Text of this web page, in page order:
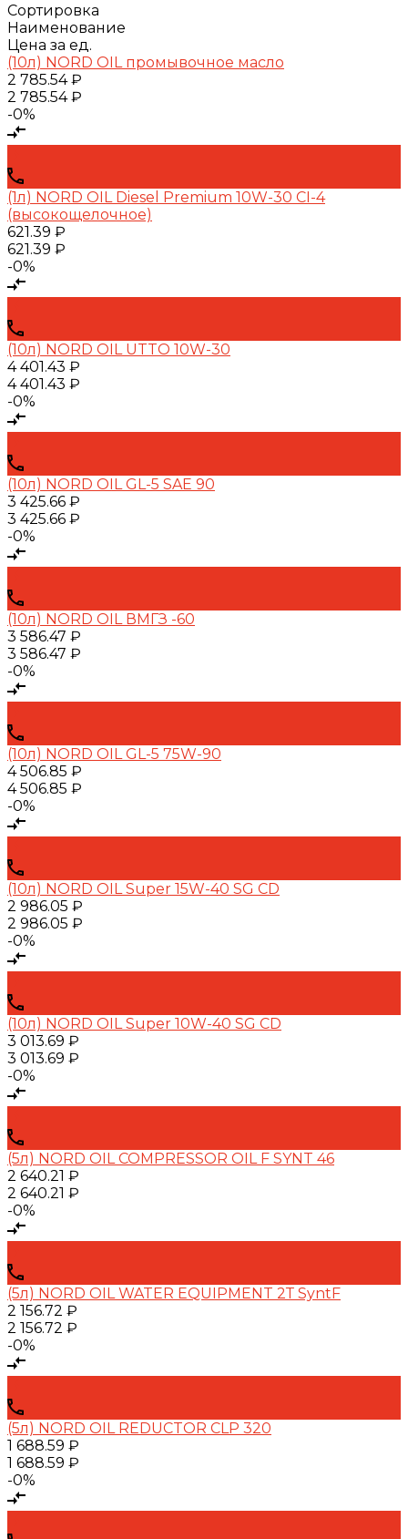
Сортировка
Наименование
Цена за ед.
(10л) NORD OIL промывочное масло
2 785.54 ₽
2 785.54 ₽
-0%
(1л) NORD OIL Diesel Premium 10W-30 CI-4
(высокощелочное)
621.39 ₽
621.39 ₽
-0%
(10л) NORD OIL UTTO 10W-30
4 401.43 ₽
4 401.43 ₽
-0%
(10л) NORD OIL GL-5 SAE 90
3 425.66 ₽
3 425.66 ₽
-0%
(10л) NORD OIL ВМГЗ -60
3 586.47 ₽
3 586.47 ₽
-0%
(10л) NORD OIL GL-5 75W-90
4 506.85 ₽
4 506.85 ₽
-0%
(10л) NORD OIL Super 15W-40 SG CD
2 986.05 ₽
2 986.05 ₽
-0%
(10л) NORD OIL Super 10W-40 SG CD
3 013.69 ₽
3 013.69 ₽
-0%
(5л) NORD OIL COMPRESSOR OIL F SYNT 46
2 640.21 ₽
2 640.21 ₽
-0%
(5л) NORD OIL WATER EQUIPMENT 2Т SyntF
2 156.72 ₽
2 156.72 ₽
-0%
(5л) NORD OIL REDUCTOR CLP 320
1 688.59 ₽
1 688.59 ₽
-0%